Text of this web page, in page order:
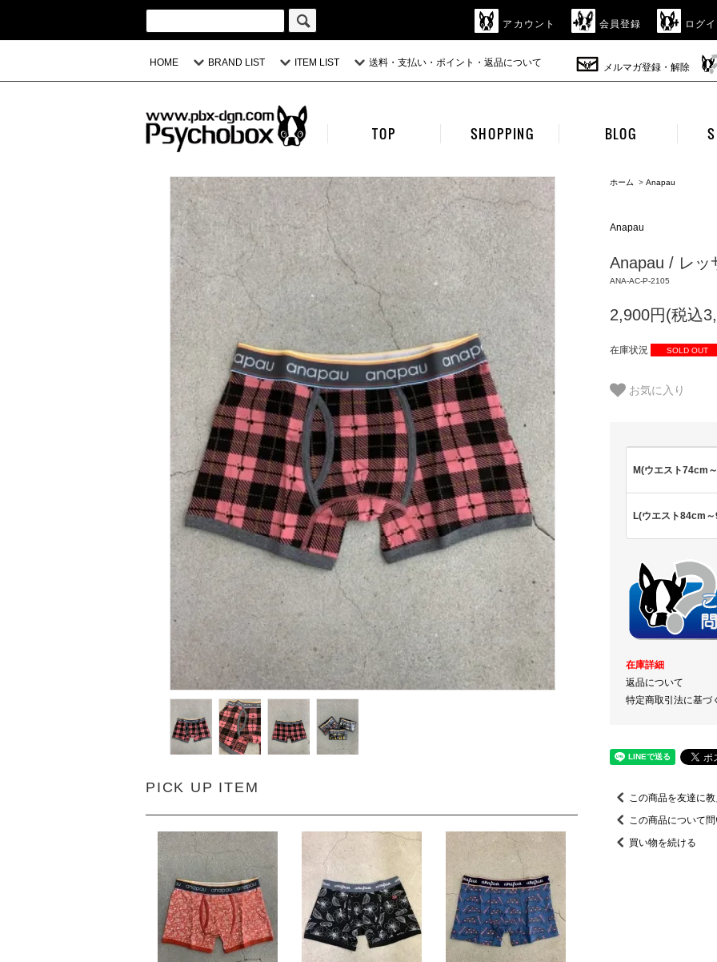
アカウント 会員登録 ログ
HOME BRAND LIST ITEM LIST 送料・支払い・ポイント・返品について メルマガ登録・解除
TOP SHOPPING BLOG
PICK UP ITEM
ホーム > Anapau
Anapau
Anapau / レッ
ANA-AC-P-2105
2,900円(税込
在庫状況 SOLD OUT
お気に入り
M(ウエスト74cm
L(ウエスト84cm
在庫詳細
返品について
特定商取引法に基づ
この商品を友達に
この商品について
買い物を続ける